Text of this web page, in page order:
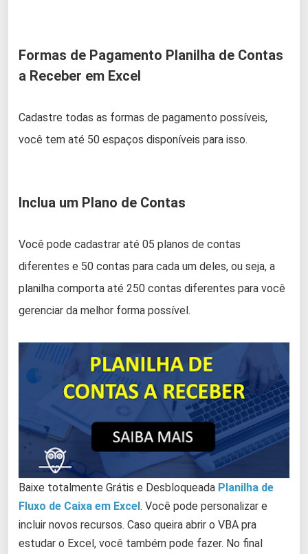
Formas de Pagamento Planilha de Contas
a Receber em Excel
Cadastre todas as formas de pagamento possíveis,
você tem até 50 espaços disponíveis para isso.
Inclua um Plano de Contas
Você pode cadastrar até 05 planos de contas
diferentes e 50 contas para cada um deles, ou seja, a
planilha comporta até 250 contas diferentes para você
gerenciar da melhor forma possível.
Baixe totalmente Grátis e Desbloqueada Planilha de
Fluxo de Caixa em Excel . Você pode personalizar e
incluir novos recursos. Caso queira abrir o VBA pra
estudar o Excel, você também pode fazer. No final